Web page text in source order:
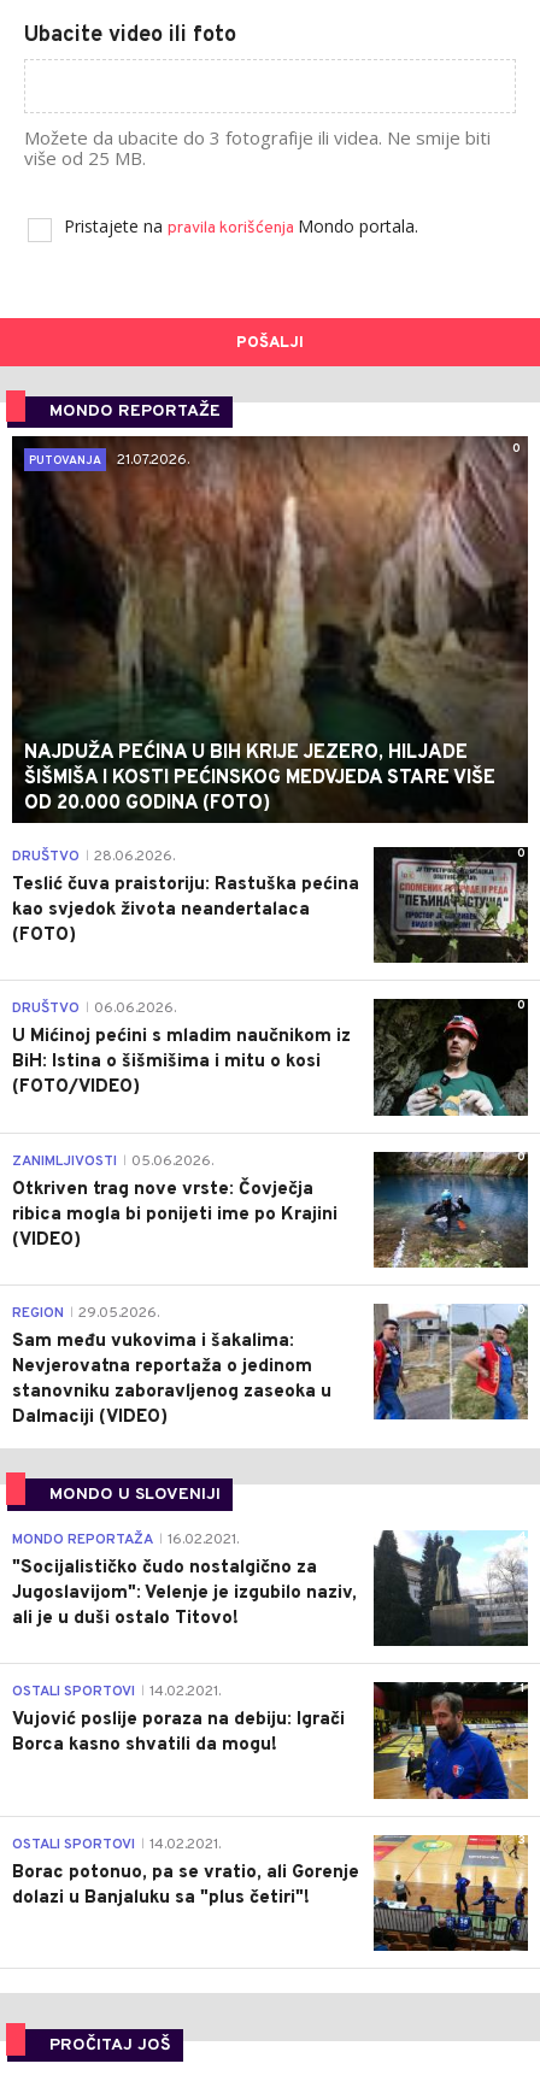
Ubacite video ili foto
Možete da ubacite do 3 fotografije ili videa. Ne smije biti
više od 25 MB.
Pristajete na pravila korišćenja Mondo portala.
POŠALJI
MONDO REPORTAŽE
0
PUTOVANJA
21.07.2026.
NAJDUŽA PEĆINA U BIH KRIJE JEZERO, HILJADE
ŠIŠMIŠA I KOSTI PEĆINSKOG MEDVJEDA STARE VIŠE
OD 20.000 GODINA (FOTO)
0
DRUŠTVO 28.06.2026.
Teslić čuva praistoriju: Rastuška pećina
kao svjedok života neandertalaca
(FOTO)
0
DRUŠTVO 06.06.2026.
U Mićinoj pećini s mladim naučnikom iz
BiH: Istina o šišmišima i mitu o kosi
(FOTO/VIDEO)
0
ZANIMLJIVOSTI 05.06.2026.
Otkriven trag nove vrste: Čovječja
ribica mogla bi ponijeti ime po Krajini
(VIDEO)
0
REGION 29.05.2026.
Sam među vukovima i šakalima:
Nevjerovatna reportaža o jedinom
stanovniku zaboravljenog zaseoka u
Dalmaciji (VIDEO)
MONDO U SLOVENIJI
4
MONDO REPORTAŽA 16.02.2021.
"Socijalističko čudo nostalgično za
Jugoslavijom": Velenje je izgubilo naziv,
ali je u duši ostalo Titovo!
1
OSTALI SPORTOVI 14.02.2021.
Vujović poslije poraza na debiju: Igrači
Borca kasno shvatili da mogu!
3
OSTALI SPORTOVI 14.02.2021.
Borac potonuo, pa se vratio, ali Gorenje
dolazi u Banjaluku sa "plus četiri"!
PROČITAJ JOŠ